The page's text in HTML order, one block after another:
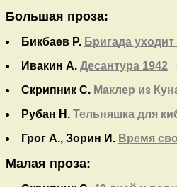
Большая проза:
Бикбаев Р. Бригада
Ивакин А. Десантура 1942
Скрипник С. Маклер из
Рубан Н. Тельняшка для
Грог А., Зорин И. Время
Малая проза: